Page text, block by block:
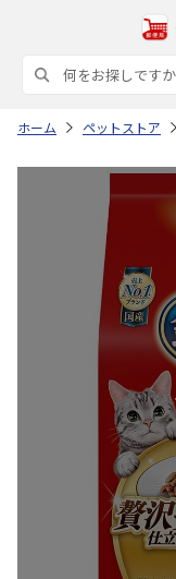
ホーム ペットストア